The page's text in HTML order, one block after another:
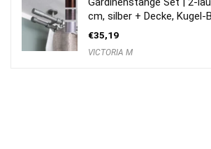
cm, silber + Decke, Kugel-
€35,19
VICTORIA M